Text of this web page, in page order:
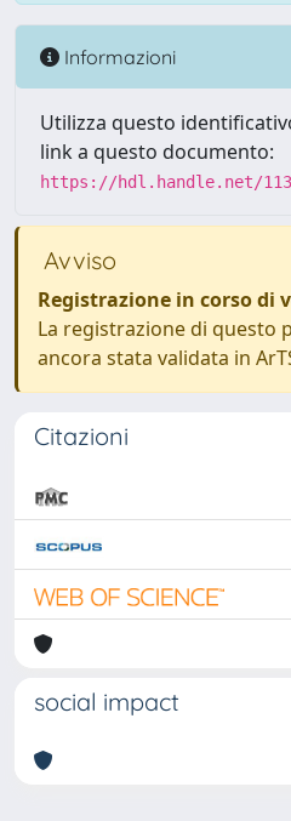
Informazioni
Utilizza questo
link a questo documento:
https://hdl.handle.net/
Avviso
Registrazione in corso di
La registrazione di questo
ancora stata validata in
Citazioni
social impact